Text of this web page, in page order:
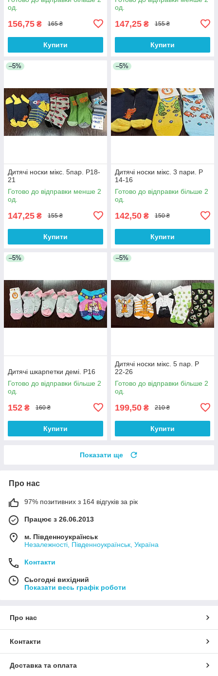
од.
156,75 ₴ 165 ₴
Купити
од.
147,25 ₴ 155 ₴
Купити
–5%
Дитячі носки мікс. 5пар. Р18-
21
Готово до відправки менше 2
од.
147,25 ₴ 155 ₴
Купити
–5%
Дитячі носки мікс. 3 пари. Р
14-16
Готово до відправки більше 2
од.
142,50 ₴ 150 ₴
Купити
–5%
Дитячі шкарпетки демі. Р16
Готово до відправки більше 2
од.
152 ₴ 160 ₴
Купити
–5%
Дитячі носки мікс. 5 пар. Р
22-26
Готово до відправки більше 2
од.
199,50 ₴ 210 ₴
Купити
Показати ще
Про нас
97% позитивних з 164 відгуків за рік
Працює з 26.06.2013
м. Південноукраїнськ
Незалежності, Південноукраїнськ, Україна
Контакти
Сьогодні вихідний
Показати весь графік роботи
Про нас
Контакти
Доставка та оплата